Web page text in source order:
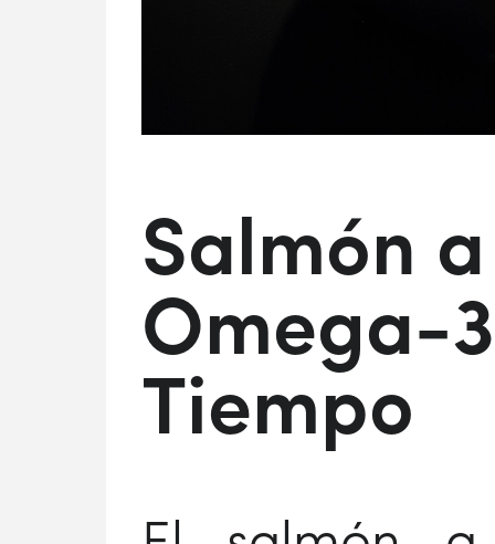
Salmón
Omega-
Tiempo